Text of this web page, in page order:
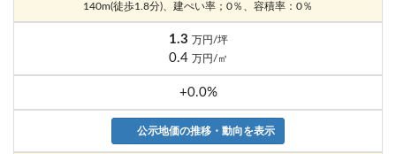
140m(徒歩1.8分)、建ぺい率；0％、容積率：0％
1.3 万円/坪
0.4 万円/㎡
+0.0%
公示地価の推移・動向を表示